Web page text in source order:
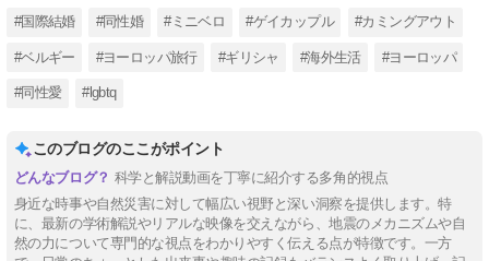
#国際結婚 #同性婚 #ミニベロ #ゲイカップル #カミングアウト
#ベルギー #ヨーロッパ旅行 #ギリシャ #海外生活 #ヨーロッパ
#同性愛 #lgbtq
このブログのここがポイント
科学と解説動画を丁寧に紹介する多角的視点
身近な時事や自然災害に対して幅広い視野と深い洞察を提供します。特
に、最新の学術解説やリアルな映像を交えながら、地震のメカニズムや自
然の力について専門的な視点をわかりやすく伝える点が特徴です。一方